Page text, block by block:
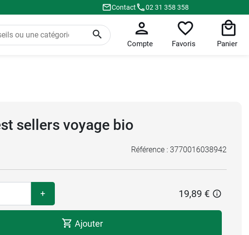
Contact 02 31 358 358
Compte Favoris Panier
sellers voyage bio
Référence : 3770016038942
+ 19,89 €
Ajouter